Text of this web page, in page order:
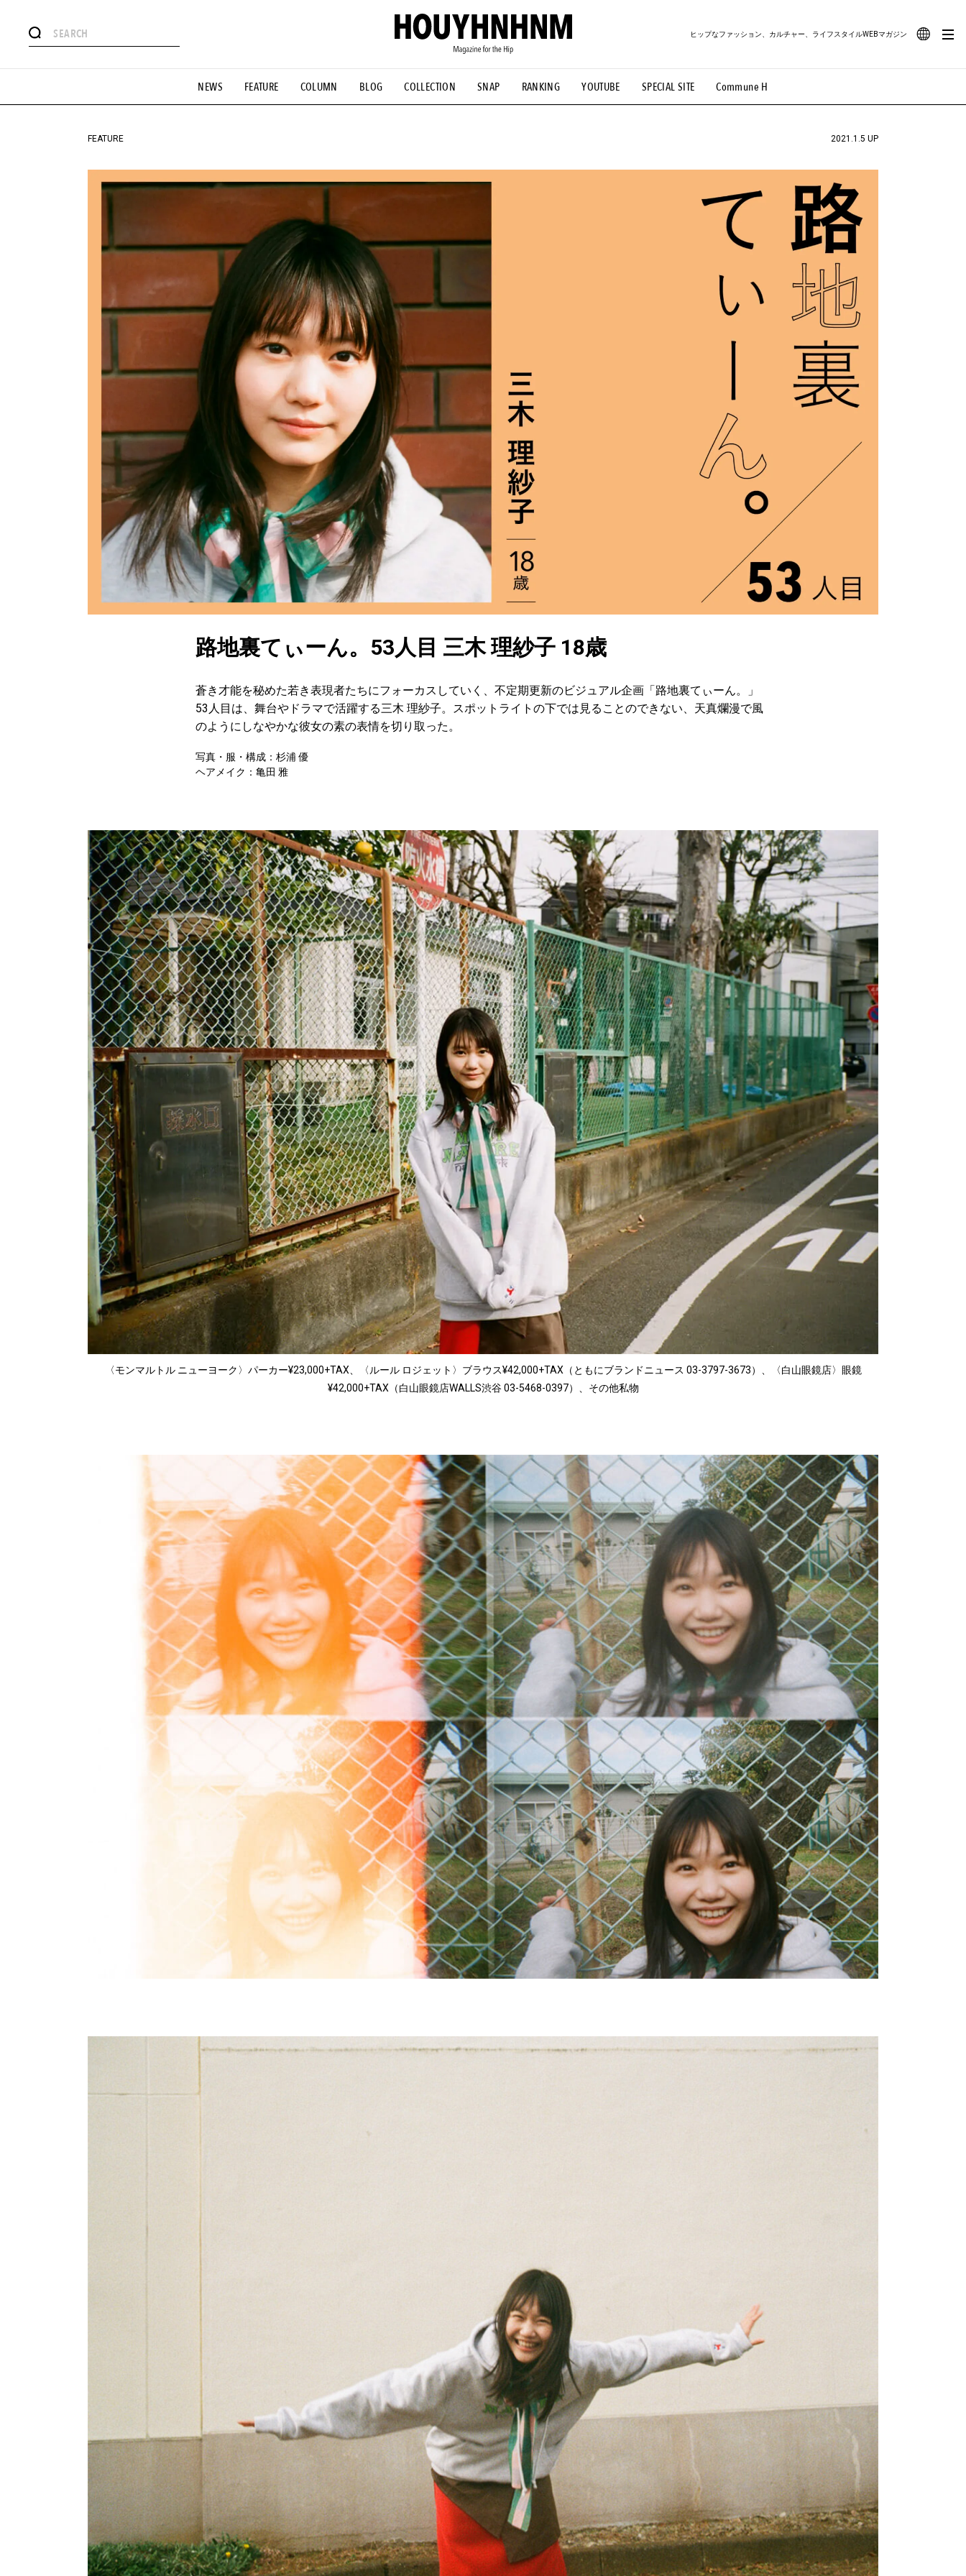
NEWS FEATURE COLUMN BLOG COLLECTION SNAP RANKING YOUTUBE SPECIAL SITE Commune H
ヒップなファッション、カルチャー、ライフスタイルWEBマガジン
#憧れの逸品 #ESSENTIAL DESIGNS #古着サミット #NEW VINTAGE #マイナーグッド図鑑 #路地裏てぃーん。 #MONTHLY JOURNAL
#GH 銘品の所以 #フイナムのYouTube #Commune H #FOCUS IT #AH.H #ととけん #FASHION #MUSIC #MOVIE #LIFESTYLE #SNEAKER #OUTDOOR
#HANDSOME HANDBOOK
FEATURE 2021.1.5 UP
路地裏てぃーん。53人目 三木 理紗子 18歳
蒼き才能を秘めた若き表現者たちにフォーカスしていく、不定期更新のビジュアル企画「路地裏てぃーん。」
53人目は、舞台やドラマで活躍する三木 理紗子。スポットライトの下では見ることのできない、天真爛漫で風
のようにしなやかな彼女の素の表情を切り取った。
写真・服・構成：杉浦 優
ヘアメイク：亀田 雅
〈モンマルトル ニューヨーク〉パーカー¥23,000+TAX、〈ルール ロジェット〉ブラウス¥42,000+TAX（ともにブランドニュース 03-3797-3673）、〈白山眼鏡店〉眼鏡
¥42,000+TAX（白山眼鏡店WALLS渋谷 03-5468-0397）、その他私物